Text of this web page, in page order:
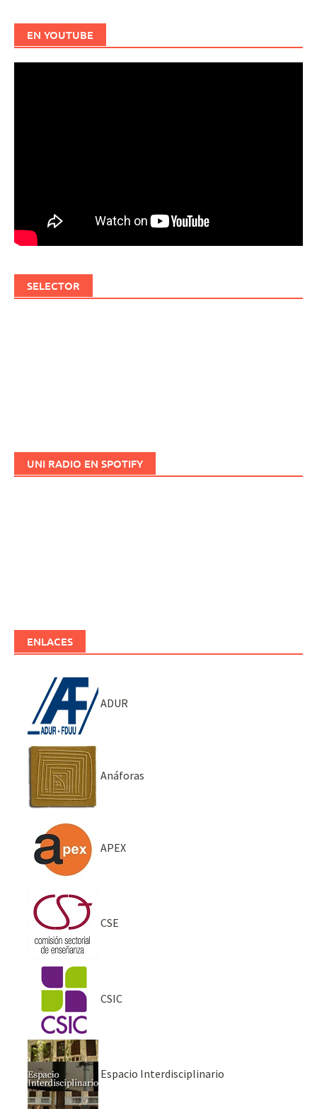
EN YOUTUBE
SELECTOR
UNI RADIO EN SPOTIFY
ENLACES
ADUR
Anáforas
APEX
CSE
CSIC
Espacio Interdisciplinario